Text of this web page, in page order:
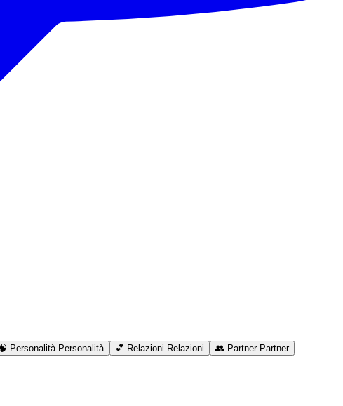
Personalità Personalità 💕 Relazioni Relazioni 👥 Partner Partner